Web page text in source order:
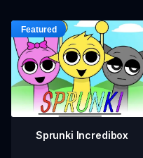
Sprunki Incredibox